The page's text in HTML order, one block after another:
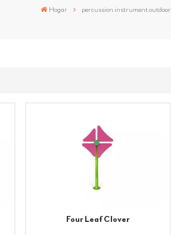
Hogar percussion instrument outdoor
Four Leaf Clover